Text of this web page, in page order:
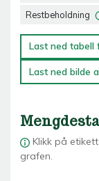
Restbeholdning
Last ned tabell
Last ned bilde
Klikk på
grafen.